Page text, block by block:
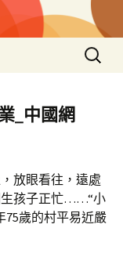
搜
尋
_中國網
放眼看往，遠處
生孩子正忙……“小
75歲的村平易近嚴